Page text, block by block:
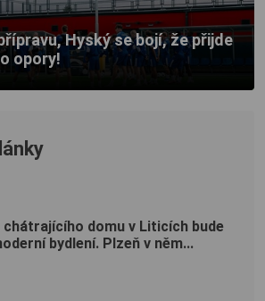
Hyský se bojí, že přijde
opory!
chátrajícího domu v Liticích bude
bydlení. Plzeň v něm...